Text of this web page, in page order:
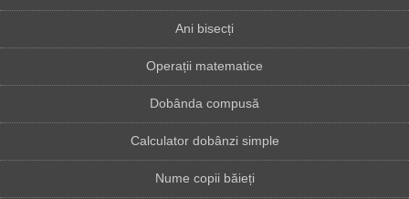
Ani bisecți
Operații matematice
Dobânda compusă
Calculator dobânzi simple
Nume copii băieți